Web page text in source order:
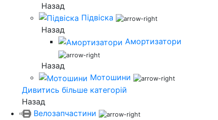
Назад
Підвіска
Назад
Амортизатори
Назад
Мотошини
Дивитись більше категорій
Назад
Велозапчастини